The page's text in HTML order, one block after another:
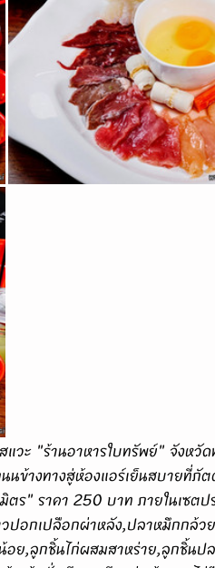
นข้างทางสู่ห้องแอร์เย็นสบายที่
" ราคา 250 บาท ภายในเซตป
ปอกเปลือกผ่าหลัง,ปลาหมึกกล้ว
ย,ลูกชิ้นไก่ผสมสาหร่าย,ลูกชิ้นป